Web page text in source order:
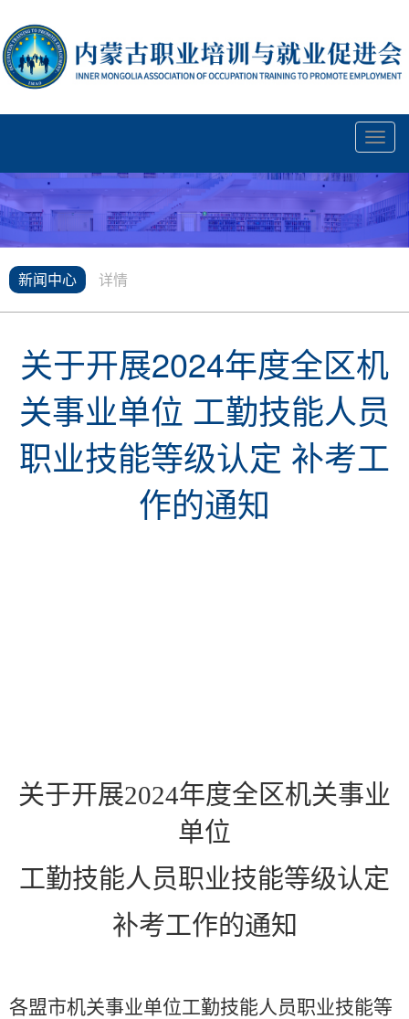
新闻中心 详情
关于开展2024年度全区机
关事业单位 工勤技能人员
职业技能等级认定 补考工
作的通知
关于开展2024年度全区机关事业
单位
工勤技能人员职业技能等级认定
补考工作的通知
各盟市机关事业单位工勤技能人员职业技能等